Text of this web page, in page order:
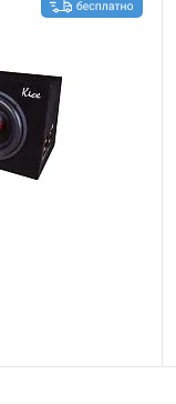
В избранное